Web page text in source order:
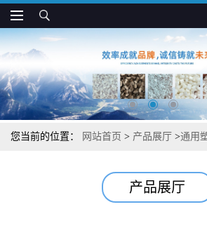
您当前的位置： 网站首页 > 产品展厅 >通用
产品展厅